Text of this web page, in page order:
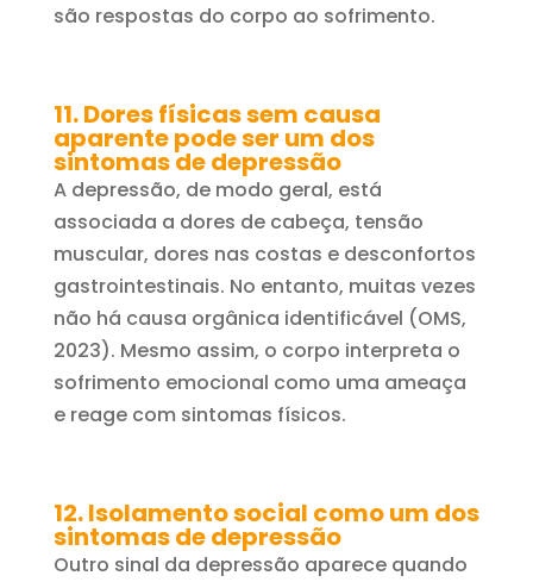
são respostas do corpo ao sofrimento.
11. Dores físicas sem causa
aparente pode ser um dos
sintomas de depressão
A depressão, de modo geral, está
associada a dores de cabeça, tensão
muscular, dores nas costas e desconfortos
gastrointestinais. No entanto, muitas vezes
não há causa orgânica identificável (OMS,
2023). Mesmo assim, o corpo interpreta o
sofrimento emocional como uma ameaça
e reage com sintomas físicos.
12. Isolamento social como um dos
sintomas de depressão
Outro sinal da depressão aparece quando